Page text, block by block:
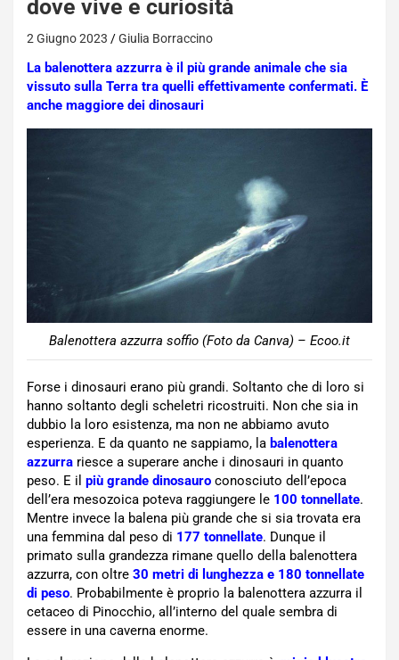
dove vive e curiosità
2 Giugno 2023 Giulia Borraccino
La balenottera azzurra è il più grande animale che sia
vissuto sulla Terra tra quelli effettivamente confermati. È
anche maggiore dei dinosauri
Balenottera azzurra soffio (Foto da Canva) – Ecoo.it
Forse i dinosauri erano più grandi. Soltanto che di loro si
hanno soltanto degli scheletri ricostruiti. Non che sia in
dubbio la loro esistenza, ma non ne abbiamo avuto
esperienza. E da quanto ne sappiamo, la balenottera
azzurra riesce a superare anche i dinosauri in quanto
peso. E il più grande dinosauro conosciuto dell’epoca
dell’era mesozoica poteva raggiungere le 100 tonnellate.
Mentre invece la balena più grande che si sia trovata era
una femmina dal peso di 177 tonnellate. Dunque il
primato sulla grandezza rimane quello della balenottera
azzurra, con oltre 30 metri di lunghezza e 180 tonnellate
di peso. Probabilmente è proprio la balenottera azzurra il
cetaceo di Pinocchio, all’interno del quale sembra di
essere in una caverna enorme.